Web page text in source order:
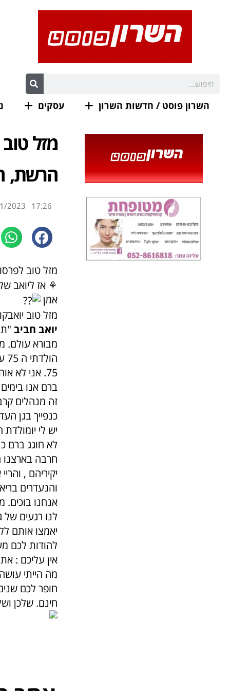
השרון פוסט / חדשות השרון עסקים
מזל
הרשת,
17:26
2023
מזל טוב
⚘️ אז ליואב
אמן
מזל טוב
יואב חביב
מבורא עולם.
75. אני לא אוהב לאפות מיקס של שמחה ועצב. ששון ותוגה.
ברם אנו
זה מנהלים
כנפייך בגן
יש לי יומולדת
לא חוגג ברם
חרבה
יקיריהם ,
והנעדרים
אנחנו
לנו רגעים של
יאמצו אותם
להודות לכם
אין עליכם :
מה הייתי
חופר לכם
חינם. שלכן